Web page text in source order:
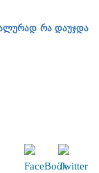
რა დაუჯდა